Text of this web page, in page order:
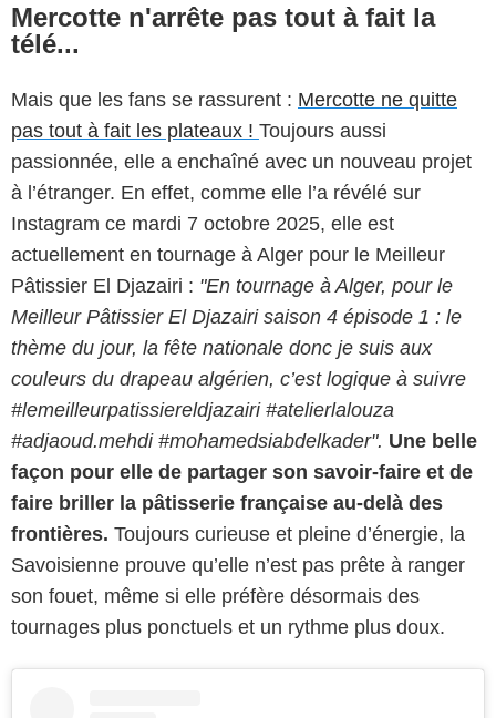
Mercotte n'arrête pas tout à fait la
télé...
Mais que les fans se rassurent : Mercotte ne quitte
pas tout à fait les plateaux ! Toujours aussi
passionnée, elle a enchaîné avec un nouveau projet
à l’étranger. En effet, comme elle l’a révélé sur
Instagram ce mardi 7 octobre 2025, elle est
actuellement en tournage à Alger pour le Meilleur
Pâtissier El Djazairi : "En tournage à Alger, pour le
Meilleur Pâtissier El Djazairi saison 4 épisode 1 : le
thème du jour, la fête nationale donc je suis aux
couleurs du drapeau algérien, c’est logique à suivre
#lemeilleurpatissiereldjazairi #atelierlalouza
#adjaoud.mehdi #mohamedsiabdelkader". Une belle
façon pour elle de partager son savoir-faire et de
faire briller la pâtisserie française au-delà des
frontières. Toujours curieuse et pleine d’énergie, la
Savoisienne prouve qu’elle n’est pas prête à ranger
son fouet, même si elle préfère désormais des
tournages plus ponctuels et un rythme plus doux.